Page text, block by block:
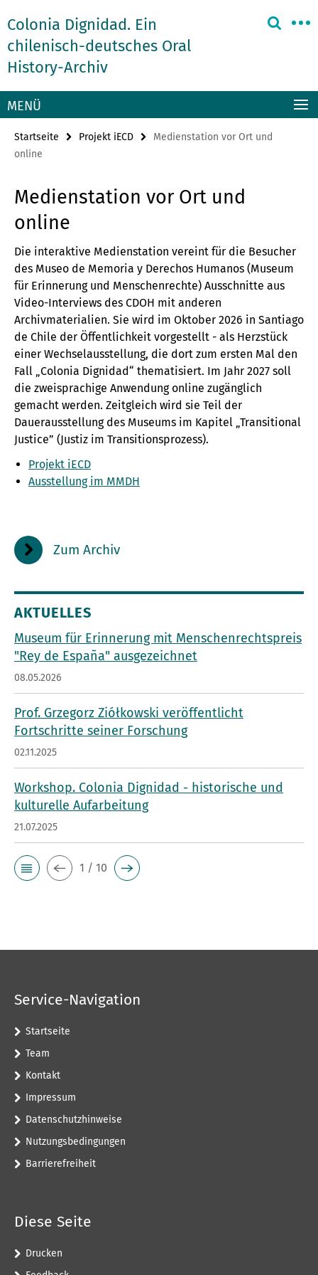
direkt
zu
Inhalt
Colonia Dignidad. Ein
chilenisch-deutsches Oral
History-Archiv
Service-
Navigation
MENÜ
Startseite Projekt iECD
Medienstation vor Ort und
online
Medienstation vor Ort und
online
Die interaktive Medienstation vereint für die Besucher
des Museo de Memoria y Derechos Humanos (Museum
für Erinnerung und Menschenrechte) Ausschnitte aus
Video-Interviews des CDOH mit anderen
Archivmaterialien. Sie wird im Oktober 2026 in Santiago
de Chile der Öffentlichkeit vorgestellt - als Herzstück
einer Wechselausstellung, die dort zum ersten Mal den
Fall „Colonia Dignidad“ thematisiert. Im Jahr 2027 soll
die zweisprachige Anwendung online zugänglich
gemacht werden. Zeitgleich wird sie Teil der
Dauerausstellung des Museums im Kapitel „Transitional
Justice” (Justiz im Transitionsprozess).
Projekt iECD
Ausstellung im MMDH
Zum Archiv
AKTUELLES
Museum für Erinnerung mit Menschenrechtspreis
"Rey de España" ausgezeichnet
08.05.2026
Prof. Grzegorz Ziółkowski veröffentlicht
Fortschritte seiner Forschung
02.11.2025
Workshop. Colonia Dignidad - historische und
kulturelle Aufarbeitung
21.07.2025
1 / 10
Service-Navigation
Startseite
Team
Kontakt
Impressum
Datenschutzhinweise
Nutzungsbedingungen
Barrierefreiheit
Diese Seite
Drucken